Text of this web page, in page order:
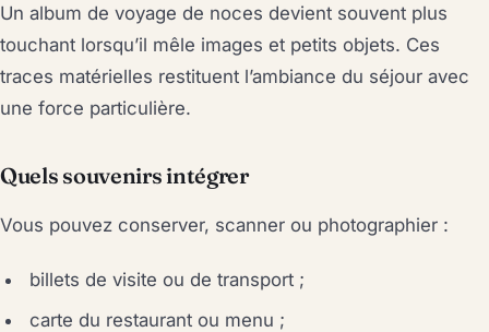
Un album de voyage de noces devient souvent plus
touchant lorsqu’il mêle images et petits objets. Ces
traces matérielles restituent l’ambiance du séjour avec
une force particulière.
Quels souvenirs intégrer
Vous pouvez conserver, scanner ou photographier :
billets de visite ou de transport ;
carte du restaurant ou menu ;